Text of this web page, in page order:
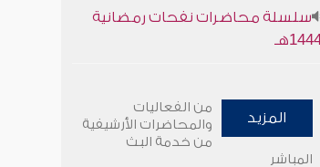
1444هـ
وأمنهم من خوف 9
المزيد
من الفعاليات
والمحاضرات الأرشيفية
من خدمة البث
المباشر